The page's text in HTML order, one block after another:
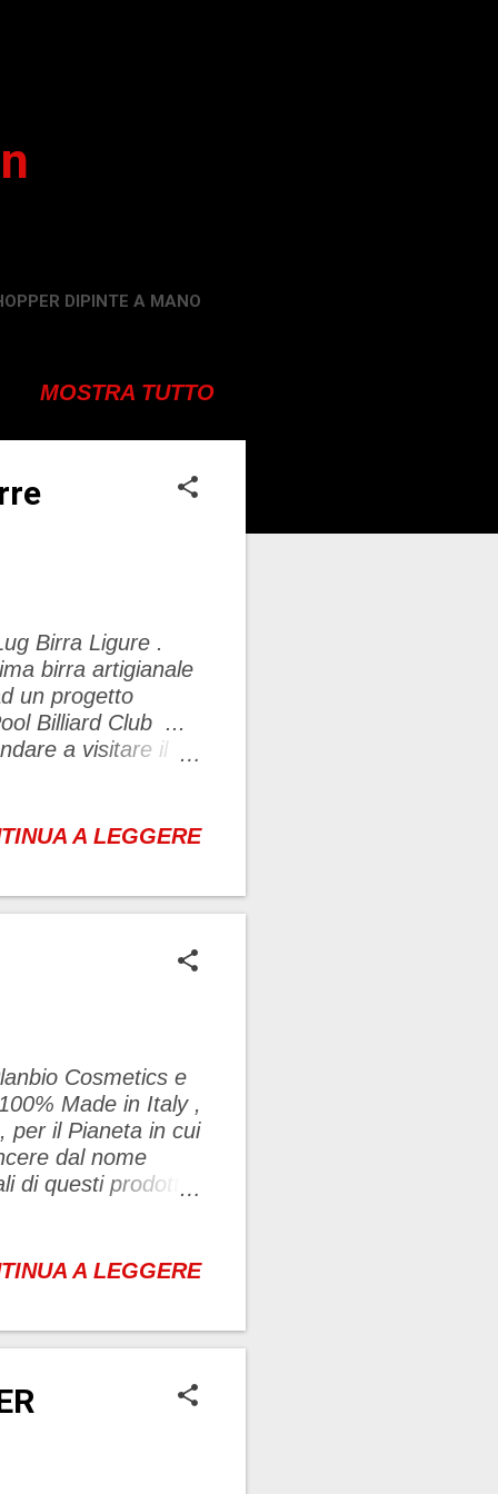
DIPINTE A MANO
MOSTRA TUTTO
Birra Ligure .
birra artigianale
un progetto
Billiard Club ...
a visitare il
.... come
quanto un'attività
weiss e
A LEGGERE
Cosmetics e
Made in Italy ,
per il Pianeta in cui
dal nome
di questi prodotti
solitamente
cura
testare il prodotto
A LEGGERE